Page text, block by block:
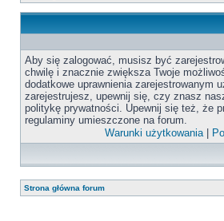
Aby się zalogować, musisz być
chwilę i znacznie zwiększa Twoje
dodatkowe uprawnienia zarejestrowanym
zarejestrujesz, upewnij się, czy znasz
politykę prywatności. Upewnij się też, że
regulaminy umieszczone na forum.
Warunki użytkowania|
Strona główna forum